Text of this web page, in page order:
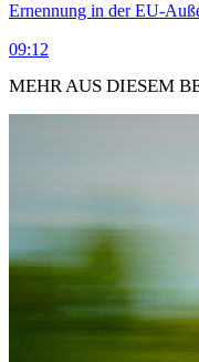
Ernennung in der EU-
09:12
MEHR AUS DIESEM